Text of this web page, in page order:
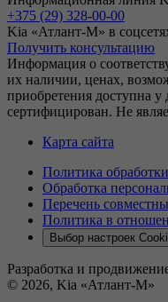
+375 (29) 328-00-00
Kia «Атлант-М» в
Получить консультацию
Информация о
их наличии, ценах,
приобретения доступна
сертифицирован. Не
Карта сайта
Политика
Обработка
Перечень
Политика в
Выбор настроек
Разработка и
© 2026, Kia «Атлант-М»